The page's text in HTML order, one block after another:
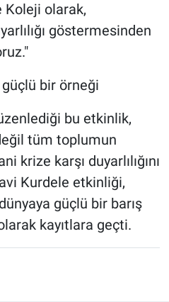
Koleji olarak,
göstermesinden
güçlü bir örneği
bu etkinlik,
tüm toplumun
krize karşı duyarlılığını
Kurdele etkinliği,
güçlü bir barış
kayıtlara geçti.